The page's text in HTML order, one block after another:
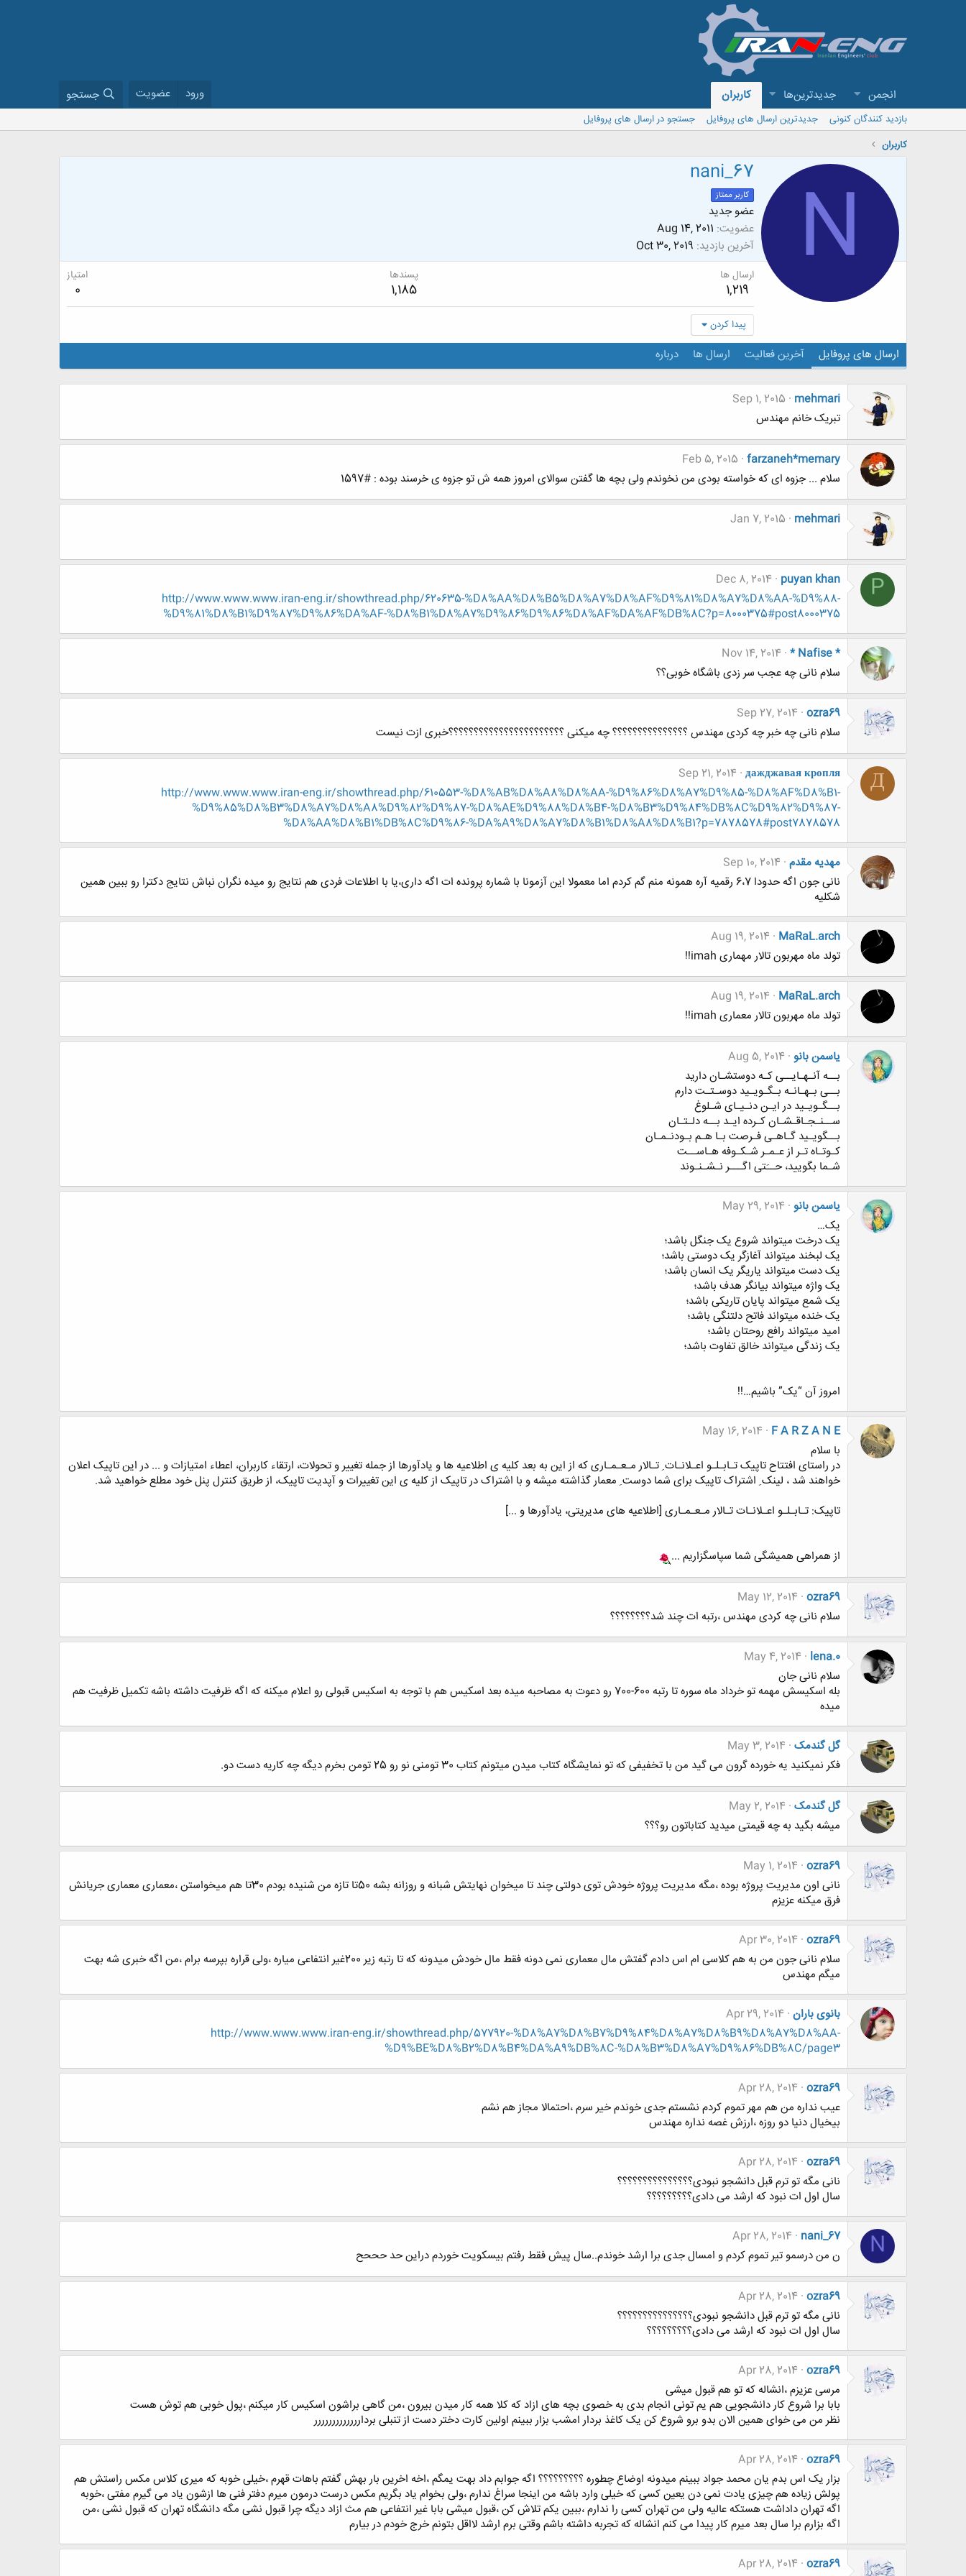
انجمن جدیدترین‌ها کاربران ورود عضویت جستجو
بازدید کنندگان کنونی جدیدترین ارسال های پروفایل
جستجو در ارسال های پروفایل
کاربران
N
nani_67
کاربر ممتاز
عضو جدید
عضویت Aug 14, 2011
آخرین بازدید Oct 30, 2019
ارسال ها
1,219
پسندها
1,185
امتیاز
0
پیدا کردن
ارسال های پروفایل آخرین فعالیت ارسال ها درباره
mehmari
Sep 1, 2015
تبریک خانم مهندس
farzaneh*memary
Feb 5, 2015
سلام ... جزوه ای که خواسته بودی من نخوندم ولی بچه ها گفتن سوالای امروز همه ش تو جزوه ی خرسند بوده : #1597
mehmari
Jan 7, 2015
P
puyan khan
Dec 8, 2014
http://www.www.www.iran-eng.ir/showthread.php/620635-%D8%AA%D8%B5%D8%A7%D8%AF%D9%81%D8%A7%D8%AA-%D9%88-
%D9%81%D8%B1%D9%87%D9%86%DA%AF-%D8%B1%D8%A7%D9%86%D9%86%D8%AF%DA%AF%DB%8C?p=8000375#post8000375
* Nafise *
Nov 14, 2014
سلام نانی چه عجب سر زدی باشگاه خوبی؟؟
ozra69
Sep 27, 2014
سلام نانی چه خبر چه کردی مهندس ؟؟؟؟؟؟؟؟؟؟؟؟؟؟؟ چه میکنی ؟؟؟؟؟؟؟؟؟؟؟؟؟؟؟؟؟؟؟؟؟؟؟خبری ازت نیست
Д
дажджавая кропля
Sep 21, 2014
http://www.www.www.iran-eng.ir/showthread.php/610553-%D8%AB%D8%A8%D8%AA-%D9%86%D8%A7%D9%85-%D8%AF%D8%B1-
%D9%85%D8%B3%D8%A7%D8%A8%D9%82%D9%87-%D8%AE%D9%88%D8%B4-%D8%B3%D9%84%DB%8C%D9%82%D9%87-
%D8%AA%D8%B1%DB%8C%D9%86-%DA%A9%D8%A7%D8%B1%D8%A8%D8%B1?p=7878578#post7878578
مهديه مقدم Sep 10, 2014
نانی جون اگه حدودا 6،7 رقمیه آره همونه منم گم کردم اما معمولا این آزمونا با شماره پرونده ات اگه داری،یا با اطلاعات فردی هم نتایج رو میده نگران نباش نتایج دکترا رو ببین همین
شکلیه
MaRaL.arch
Aug 19, 2014
تولد ماه مهربون تالار مهماری imah!!
MaRaL.arch
Aug 19, 2014
تولد ماه مهربون تالار معماری imah!!
یاسمن بانو Aug 5, 2014
بــه آنـهـایــی کـه دوستشـان دارید
بــی بـهـانـه بـگـویـید دوسـتـت دارم
بــگـویـید در ایـن دنـیـای شـلوغ
ســنـجـاقـشـان کـرده ایـد بــه دلـتـان
بــگویـید گـاهـی فـرصت بـا هـم بـودنـمـان
کـوتـاه تـر از عـمـر شـکـوفه هـاســت
شـما بگویید، حــَتی اگـــر نـشـنـوند
یاسمن بانو May 29, 2014
یک…
یک درخت میتواند شروع یک جنگل باشد؛
یک لبخند میتواند آغازگر یک دوستی باشد؛
یک دست میتواند یاریگر یک انسان باشد؛
یک واژه میتواند بیانگر هدف باشد؛
یک شمع میتواند پایان تاریکی باشد؛
یک خنده میتواند فاتح دلتنگی باشد؛
امید میتواند رافع روحتان باشد؛
یک زندگی میتواند خالق تفاوت باشد؛
امروز آن “یک” باشیم…!!
F A R Z A N E
May 16, 2014
با سلام
در راستای افتتاح تاپیک تـابـلـو اعـلانـات ِ تـالار مـعـمـاری که از این به بعد کلیه ی اطلاعیه ها و یادآورها از جمله تغییر و تحولات، ارتقاء کاربران، اعطاء امتیازات و ... در این تاپیک اعلان
خواهند شد ، لینک ِ اشتراک تاپیک برای شما دوست ِ معمار گذاشته میشه و با اشتراک در تاپیک از کلیه ی این تغییرات و آپدیت تاپیک، از طریق کنترل پنل خود مطلع خواهید شد.
تاپیک: تـابـلـو اعـلانـات تـالار مـعـمـاری [اطلاعیه های مدیریتی، یادآورها و ...]
از همراهی همیشگی شما سپاسگزاریم ...
ozra69
May 12, 2014
سلام نانی چه کردی مهندس ،رتبه ات چند شد؟؟؟؟؟؟؟؟
lena.0
May 4, 2014
سلام نانی جان
بله اسکیسش مهمه تو خرداد ماه سوره تا رتبه 600-700 رو دعوت به مصاحبه میده بعد اسکیس هم با توجه به اسکیس قبولی رو اعلام میکنه که اگه ظرفیت داشته باشه تکمیل ظرفیت هم
میده
گل گندمک May 3, 2014
فکر نمیکنید یه خورده گرون می گید من با تخفیفی که تو نمایشگاه کتاب میدن میتونم کتاب 30 تومنی نو رو 25 تومن بخرم دیگه چه کاریه دست دو.
گل گندمک May 2, 2014
میشه بگید به چه قیمتی میدید کتاباتون رو؟؟؟
ozra69
May 1, 2014
نانی اون مدیریت پروژه بوده ،مگه مدیریت پروژه خودش توی دولتی چند تا میخوان نهایتش شبانه و روزانه بشه 50تا تازه من شنیده بودم 30تا هم میخواستن ،معماری معماری جریانش
فرق میکنه عزیزم
ozra69
Apr 30, 2014
سلام نانی جون من به هم کلاسی ام اس دادم گفتش مال معماری نمی دونه فقط مال خودش میدونه که تا رتبه زیر 200غیر انتفاعی میاره ،ولی قراره بپرسه برام ،من اگه خبری شه بهت
میگم مهندس
بانوی باران Apr 29, 2014
http://www.www.www.iran-eng.ir/showthread.php/577920-%D8%A7%D8%B7%D9%84%D8%A7%D8%B9%D8%A7%D8%AA-
%D9%BE%D8%B2%D8%B4%DA%A9%DB%8C-%D8%B3%D8%A7%D9%86%DB%8C/page3
ozra69
Apr 28, 2014
عیب نداره من هم مهر تموم کردم نشستم جدی خوندم خیر سرم ،احتمالا مجاز هم نشم
بیخیال دنیا دو روزه ،ارزش غصه نداره مهندس
ozra69
Apr 28, 2014
نانی مگه تو ترم قبل دانشجو نبودی؟؟؟؟؟؟؟؟؟؟؟؟؟؟؟
سال اول ات نبود که ارشد می دادی؟؟؟؟؟؟؟؟؟
N
nani_67
Apr 28, 2014
ن من درسمو تیر تموم کردم و امسال جدی برا ارشد خوندم..سال پیش فقط رفتم بیسکویت خوردم دراین حد حححح
ozra69
Apr 28, 2014
نانی مگه تو ترم قبل دانشجو نبودی؟؟؟؟؟؟؟؟؟؟؟؟؟؟؟
سال اول ات نبود که ارشد می دادی؟؟؟؟؟؟؟؟؟
ozra69
Apr 28, 2014
مرسی عزیزم ،انشاله که تو هم قبول میشی
بابا برا شروع کار دانشجویی هم یم تونی انجام بدی به خصوی بچه های ازاد که کلا همه کار میدن بیرون ،من گاهی براشون اسکیس کار میکنم ،پول خوبی هم توش هست
نظر من می خوای همین الان بدو برو شروع کن یک کاغذ بردار امشب بزار ببینم اولین کارت دختر دست از تنبلی برداررررررررررررر
ozra69
Apr 28, 2014
بزار یک اس بدم یان محمد جواد ببینم میدونه اوضاع چطوره ؟؟؟؟؟؟؟؟؟ اگه جوابم داد بهت یمگم ،اخه اخرین بار بهش گفتم باهات قهرم ،خیلی خوبه که میری کلاس مکس راستش هم
پولش زیاده هم چیزی یادت نمی دن یعین کسی که خیلی وارد باشه من اینجا سراغ ندارم ،ولی بخوام یاد بگریم مکس درست درمون میرم دفتر فنی ها ازشون یاد می گیرم مفتی ،خوبه
اگه تهران داداشت هستکه عالیه ولی من تهران کسی را ندارم ،ببین یکم تلاش کن ،قبول میشی بابا غیر انتفاعی هم مث ازاد دیگه چرا قبول نشی مگه دانشگاه تهران که قبول نشی ،من
اگه بزارم برا سال بعد میرم کار پیدا می کنم انشاله که تجربه داشته باشم وقتی برم ارشد لااقل بتونم خرج خودم در بیارم
ozra69
Apr 28, 2014